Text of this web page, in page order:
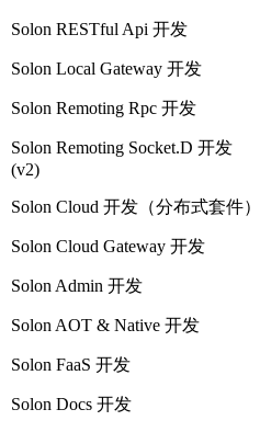
Solon RESTful Api 开发
Solon Local Gateway 开发
Solon Remoting Rpc 开发
Solon Remoting Socket.D 开发
(v2)
Solon Cloud 开发（分布式套件）
Solon Cloud Gateway 开发
Solon Admin 开发
Solon AOT & Native 开发
Solon FaaS 开发
Solon Docs 开发